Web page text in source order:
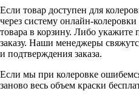
Если товар доступен для
через систему онлайн-
товара в корзину. Либо
заказу. Наши менеджеры
и подтверждения заказа.
Если мы при колеровке
заново весь объем краски